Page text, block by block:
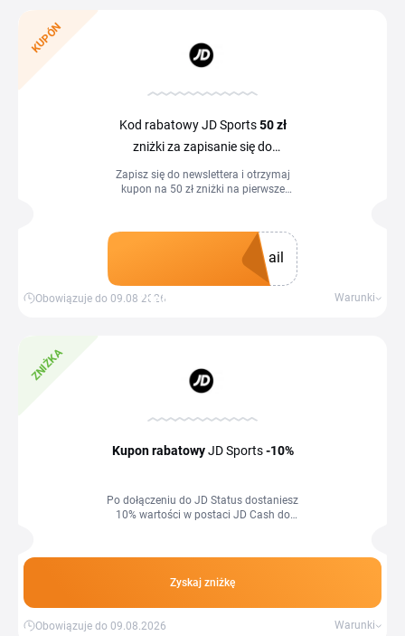
KUPÓN
Kod rabatowy JD Sports50 zł
zniżki za zapisanie się do
newslettera
Zapisz się do newslettera i otrzymaj
kupon na 50 zł zniżki na pierwsze
500 zł w ciągu 48 godzin od jego
Zdobądź kupon
ail
Obowiązuje do 09.08.2026 Warunki
ZNIŻKA
Kupon rabatowyJD Sports-10%
Po dołączeniu do JD Status dostaniesz
10% wartości w postaci JD Cash do
Zyskaj zniżkę
Obowiązuje do 09.08.2026 Warunki